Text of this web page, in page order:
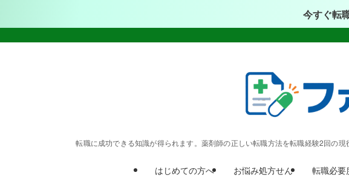
今すぐ転
転職に成功できる知識が得られます。薬剤師の正しい転職方法を転職経験2回の
はじめての方へ お悩み処方せん 転職必要